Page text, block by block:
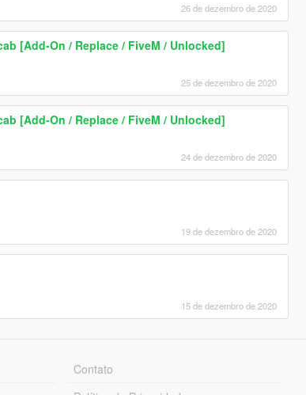
26 de dezembro de 2020
[Add-On / Replace / FiveM / Unlocked]
25 de dezembro de 2020
[Add-On / Replace / FiveM / Unlocked]
24 de dezembro de 2020
19 de dezembro de 2020
15 de dezembro de 2020
Contato